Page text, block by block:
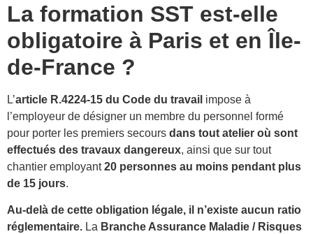
La formation SST est-elle
obligatoire à Paris et en Île-
de-France ?
L’article R.4224-15 du Code du travail impose à
l’employeur de désigner un membre du personnel formé
pour porter les premiers secours dans tout atelier où sont
effectués des travaux dangereux, ainsi que sur tout
chantier employant20 personnes au moins pendant plus
de 15 jours.
Au-delà de cette obligation légale, il n’existe aucun ratio
réglementaire. La Branche Assurance Maladie / Risques